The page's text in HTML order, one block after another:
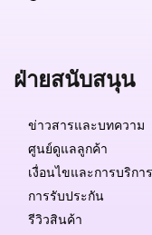
สถานะสินค้า:มีสิน
ฝ่ายสนับสนุน
ข่าวสารและบทความ
ศูนย์ดูแลลูกค้า
เงื่อนไขและการบริการ
การรับประกัน
รีวิวสินค้า